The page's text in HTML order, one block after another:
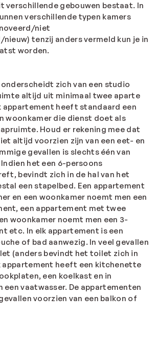
verschillende gebouwen bestaat. In
verschillende typen kamers
niet
tenzij anders vermeld kun je in
worden.
zich van een studio
altijd uit minimaal twee aparte
appartement heeft standaard een
woonkamer die dienst doet als
Houd er rekening mee dat
altijd voorzien zijn van een eet- en
gevallen is slechts één van
het een 6-persoons
bevindt zich in de hal van het
een stapelbed. Een appartement
en een woonkamer noemt men een
een appartement met twee
woonkamer noemt men een 3-
etc. In elk appartement is een
of bad aanwezig. In veel gevallen
(anders bevindt het toilet zich in
appartement heeft een kitchenette
een koelkast en in
een vaatwasser. De appartementen
voorzien van een balkon of